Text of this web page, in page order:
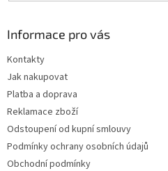
Informace pro vás
Kontakty
Jak nakupovat
Platba a doprava
Reklamace zboží
Odstoupení od kupní smlouvy
Podmínky ochrany osobních údajů
Obchodní podmínky